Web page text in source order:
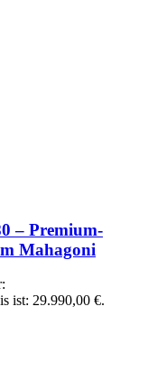
– Premium-
Mahagoni
ist: 29.990,00 €.